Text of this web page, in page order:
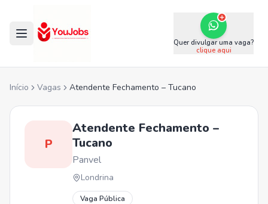
Quer divulgar uma vaga?
clique aqui
Início Vagas Atendente Fechamento – Tucano
P
Atendente Fechamento –
Tucano
Panvel
Londrina
Vaga Pública